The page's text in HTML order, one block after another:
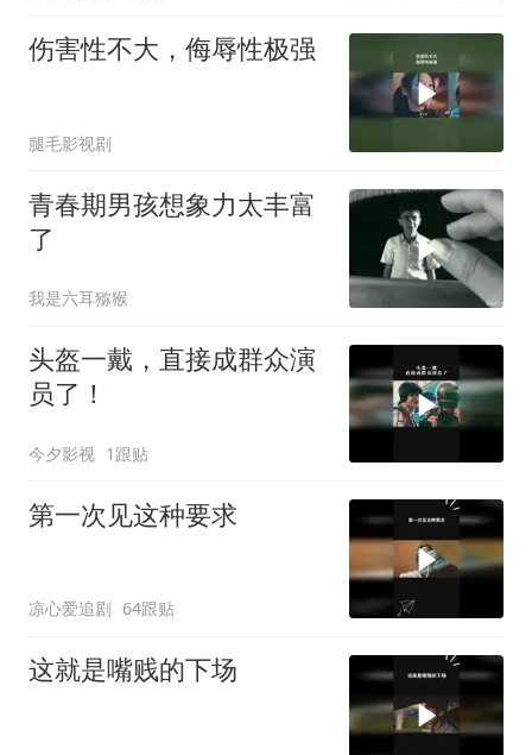
伤害性不大，侮辱性极强
腿毛影视剧
青春期男孩想象力太丰富
了
我是六耳猕猴
头盔一戴，直接成群众演
员了！
今夕影视 1跟贴
第一次见这种要求
凉心爱追剧 64跟贴
这就是嘴贱的下场